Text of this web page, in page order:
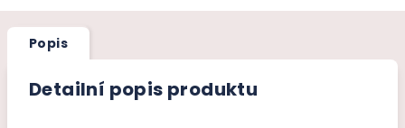
Popis
Detailní popis produktu